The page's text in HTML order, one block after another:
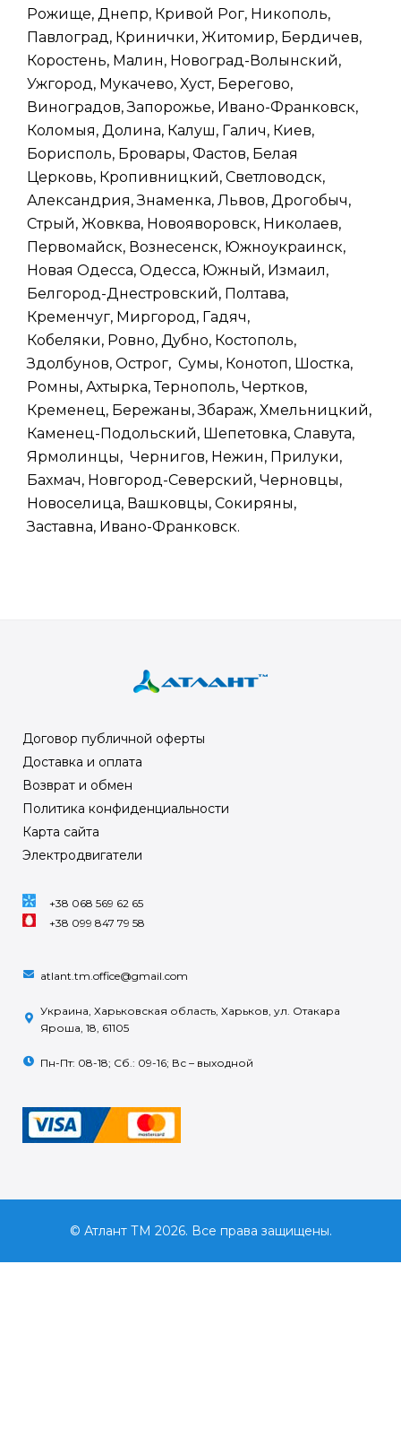
Рожище, Днепр, Кривой Рог, Никополь,
Павлоград, Кринички, Житомир, Бердичев,
Коростень, Малин, Новоград-Волынский,
Ужгород, Мукачево, Хуст, Берегово,
Виноградов, Запорожье, Ивано-Франковск,
Коломыя, Долина, Калуш, Галич, Киев,
Борисполь, Бровары, Фастов, Белая
Церковь, Кропивницкий, Светловодск,
Александрия, Знаменка, Львов, Дрогобыч,
Стрый, Жовква, Новояворовск, Николаев,
Первомайск, Вознесенск, Южноукраинск,
Новая Одесса, Одесса, Южный, Измаил,
Белгород-Днестровский, Полтава,
Кременчуг, Миргород, Гадяч,
Кобеляки, Ровно, Дубно, Костополь,
Здолбунов, Острог, Сумы, Конотоп, Шостка,
Ромны, Ахтырка, Тернополь, Чертков,
Кременец, Бережаны, Збараж, Хмельницкий,
Каменец-Подольский, Шепетовка, Славута,
Ярмолинцы, Чернигов, Нежин, Прилуки,
Бахмач, Новгород-Северский, Черновцы,
Новоселица, Вашковцы, Сокиряны,
Заставна, Ивано-Франковск.
Договор публичной оферты
Доставка и оплата
Возврат и обмен
Политика конфиденциальности
Карта сайта
Электродвигатели
+38 068 569 62 65
+38 099 847 79 58
atlant.tm.office@gmail.com
Украина, Харьковская область, Харьков, ул. Отакара
Яроша, 18, 61105
Пн-Пт: 08-18; Сб.: 09-16; Вс – выходной
© Атлант ТМ 2026. Все права защищены.